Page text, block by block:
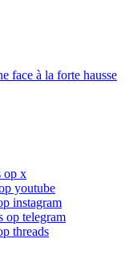
face à la forte hausse
op x
youtube
instagram
op telegram
threads